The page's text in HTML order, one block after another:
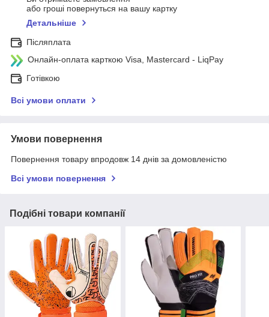
або гроші повернуться на вашу картку
Детальніше
Післяплата
Онлайн-оплата карткою Visa, Mastercard - LiqPay
Готівкою
Всі умови оплати
Умови повернення
Повернення товару впродовж 14 днів за домовленістю
Всі умови повернення
Подібні товари компанії